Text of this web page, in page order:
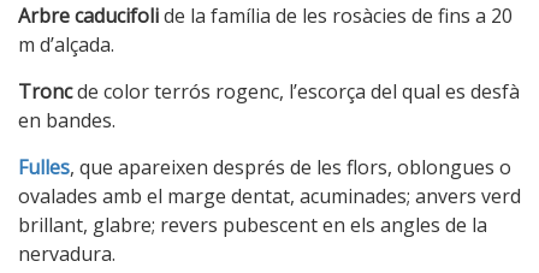
Arbre caducifolide la família de les rosàcies de fins a 20
m d’alçada.
Troncde color terrós rogenc, l’escorça del qual es desfà
en bandes.
Fulles, que apareixen després de les flors, oblongues o
ovalades amb el marge dentat, acuminades; anvers verd
brillant, glabre; revers pubescent en els angles de la
nervadura.